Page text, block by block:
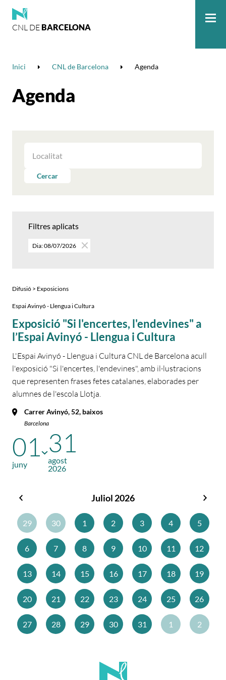
CNL DE BARCELONA
Inici CNL de Barcelona Agenda
Agenda
LES
PERCercar
Filtres aplicats
Dia: 08/07/2026
Difusió > Exposicions
Espai Avinyó - Llengua i Cultura
Exposició "Si l'encertes, l'endevines" a
l’Espai Avinyó - Llengua i Cultura
L'Espai Avinyó - Llengua i Cultura CNL de Barcelona acull
l'exposició "Si l'encertes, l'endevines", amb il·lustracions
que representen frases fetes catalanes, elaborades per
alumnes de l'escola Llotja.
Carrer Avinyó, 52, baixos
Barcelona
01
juny
31
agost
2026
Juliol 2026
29
30 1 2 3 4 5
6 7 8 9 10 11 12
13 14 15 16 17 18 19
20 21 22 23 24 25 26
27 28 29 30 31 1 2